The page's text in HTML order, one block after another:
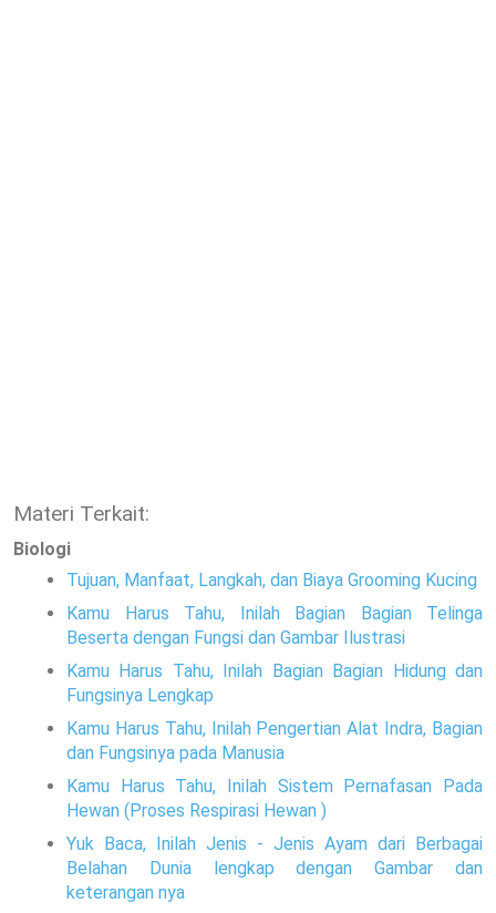
Materi Terkait:
Biologi
Tujuan, Manfaat, Langkah, dan Biaya Grooming Kucing
Kamu Harus Tahu, Inilah Bagian Bagian Telinga
Beserta dengan Fungsi dan Gambar Ilustrasi
Kamu Harus Tahu, Inilah Bagian Bagian Hidung dan
Fungsinya Lengkap
Kamu Harus Tahu, Inilah Pengertian Alat Indra, Bagian
dan Fungsinya pada Manusia
Kamu Harus Tahu, Inilah Sistem Pernafasan Pada
Hewan (Proses Respirasi Hewan )
Yuk Baca, Inilah Jenis - Jenis Ayam dari Berbagai
Belahan Dunia lengkap dengan Gambar dan
keterangan nya